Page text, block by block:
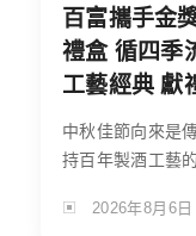
百富攜手金
禮盒 循四季
工藝經典 獻
中秋佳節向來是
持百年製酒工藝
2026年8月6日